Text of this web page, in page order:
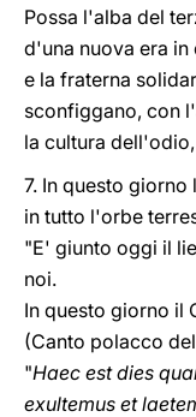
Possa l'alba del
d'una nuova era
e la fraterna
sconfiggano, con
la cultura
7. In questo giorno
in tutto l'orbe
"E' giunto oggi il
noi.
In questo giorno il
(Canto polacco del
"Haec est dies
exultemus et